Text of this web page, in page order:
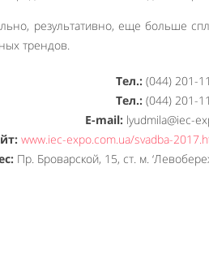
результативно, еще больше
трендов.
Тел.: (044) 201-
Тел.: (044) 201-
E-mail: lyudmila@iec-
www.iec-expo.com.ua/svadba-
Пр. Броварской, 15, ст. м.